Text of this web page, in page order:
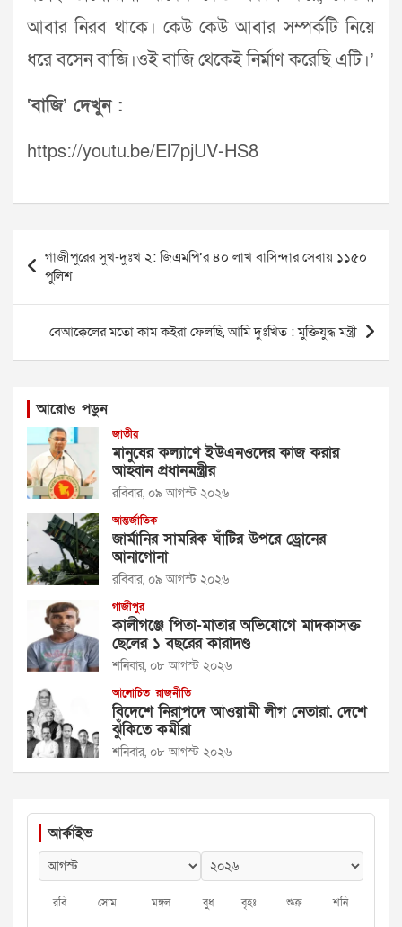
আবার নিরব থাকে। কেউ কেউ আবার সম্পর্কটি নিয়ে
ধরে বসেন বাজি।ওই বাজি থেকেই নির্মাণ করেছি এটি।’
‘বাজি’ দেখুন :
https://youtu.be/El7pjUV-HS8
navigation
গাজীপুরের সুখ-দুঃখ ২: জিএমপি’র ৪০ লাখ বাসিন্দার সেবায় ১১৫০
পুলিশ
বেআক্কেলের মতো কাম কইরা ফেলছি, আমি দুঃখিত : মুক্তিযুদ্ধ মন্ত্রী
আরোও পড়ুন
জাতীয়
মানুষের কল্যাণে ইউএনওদের কাজ করার
আহ্বান প্রধানমন্ত্রীর
রবিবার, ০৯ আগস্ট ২০২৬
আন্তর্জাতিক
জার্মানির সামরিক ঘাঁটির উপরে ড্রোনের
আনাগোনা
রবিবার, ০৯ আগস্ট ২০২৬
গাজীপুর
কালীগঞ্জে পিতা-মাতার অভিযোগে মাদকাসক্ত
ছেলের ১ বছরের কারাদণ্ড
শনিবার, ০৮ আগস্ট ২০২৬
আলোচিত রাজনীতি
বিদেশে নিরাপদে আওয়ামী লীগ নেতারা, দেশে
ঝুঁকিতে কর্মীরা
শনিবার, ০৮ আগস্ট ২০২৬
আর্কাইভ
রবি সোম মঙ্গল বুধ বৃহঃ শুক্র শনি